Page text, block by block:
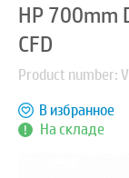
HP 700mm
CFD
Product number:
На складе
В избранное